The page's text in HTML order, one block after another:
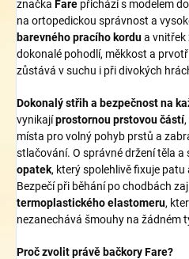
značka Fare přichází s modelem
na ortopedickou správnost a
barevného pracího kordua vnitřek
dokonalé pohodlí, měkkost a
zůstává v suchu i při divokých
Dokonalý střih a bezpečnost na
vynikajíprostornou prstovou částí
místa pro volný pohyb prstů a
stlačování. O správné držení těla a
opatek, který spolehlivě fixuje
Bezpečí při běhání po chodbách
termoplastického elastomeru,
nezanechává šmouhy na žádném
Proč zvolit právě bačkory Fare?